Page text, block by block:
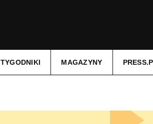
TYGODNIKI MAGAZYNY